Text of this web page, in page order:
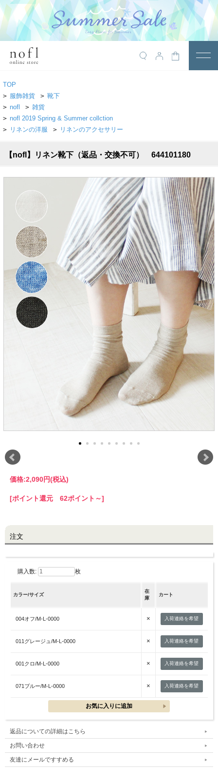
￥10,800税込以上で送料無料
アウター
ワンピース
サロペット
スカート
レギンス・インナー
服飾雑貨
全てのアイテム
SALE ITEM
配送遅延情報
ご利用について
実店舗のご案内
FOLLOW US ON
brand site
TOP
> 服飾雑貨 > 靴下
> nofl > 雑貨
> nofl 2019 Spring & Summer collction
>
リネンの洋服 > リネンのアクセサリー
【nofl】リネン靴下（返品・交換不可） 644101180
価格:2,090円(税込)
[ポイント還元 62ポイント～]
注文
購入数: 枚
カラー/サイズ
在
庫
カート
004オフ/M-L-0000 × 入荷連絡を希望
011グレージュ/M-L-0000 × 入荷連絡を希望
001クロ/M-L-0000 × 入荷連絡を希望
071ブルー/M-L-0000 × 入荷連絡を希望
返品についての詳細はこちら
お問い合わせ
友達にメールですすめる